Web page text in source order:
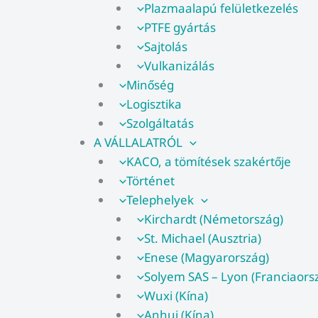
Plazmaalapú felületkezelés
PTFE gyártás
Sajtolás
Vulkanizálás
Minőség
Logisztika
Szolgáltatás
A VÁLLALATRÓL
KACO, a tömítések szakértője
Történet
Telephelyek
Kirchardt (Németország)
St. Michael (Ausztria)
Enese (Magyarország)
Solyem SAS – Lyon
Wuxi (Kína)